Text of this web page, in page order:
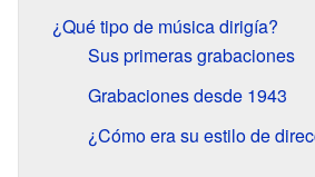
¿Qué tipo de música dirigía?
Sus primeras grabaciones
Grabaciones desde 1943
¿Cómo era su estilo de